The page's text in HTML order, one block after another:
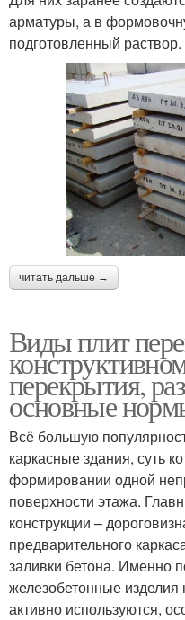
арматуры, а в
подготовленный раствор.
читать дальше →
Виды плит
перекрытия,
основные
Всё большую
каркасные здания, суть
формировании одной
поверхности этажа.
конструкции –
предварительного
заливки бетона. Именно
железобетонные изделия
активно используются,